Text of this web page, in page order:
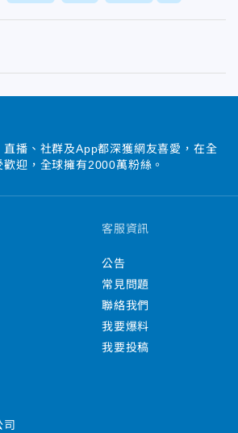
播、社群及App都深獲網友喜愛，在全
迎，全球擁有2000萬粉絲。
客服資訊
公告
常見問題
聯絡我們
我要爆料
我要投稿
司